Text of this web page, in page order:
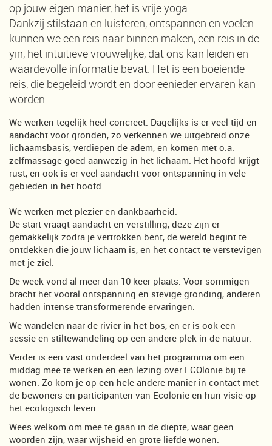
op jouw eigen manier, het is vrije yoga.
Dankzij stilstaan en luisteren, ontspannen en voelen
kunnen we een reis naar binnen maken, een reis in de
yin, het intuïtieve vrouwelijke, dat ons kan leiden en
waardevolle informatie bevat. Het is een boeiende
reis, die begeleid wordt en door eenieder ervaren kan
worden.
We werken tegelijk heel concreet. Dagelijks is er veel tijd en
aandacht voor gronden, zo verkennen we uitgebreid onze
lichaamsbasis, verdiepen de adem, en komen met o.a.
zelfmassage goed aanwezig in het lichaam. Het hoofd krijgt
rust, en ook is er veel aandacht voor ontspanning in vele
gebieden in het hoofd.
We werken met plezier en dankbaarheid.
De start vraagt aandacht en verstilling, deze zijn er
gemakkelijk zodra je vertrokken bent, de wereld begint te
ontdekken die jouw lichaam is, en het contact te verstevigen
met je ziel.
De week vond al meer dan 10 keer plaats. Voor sommigen
bracht het vooral ontspanning en stevige gronding, anderen
hadden intense transformerende ervaringen.
We wandelen naar de rivier in het bos, en er is ook een
sessie en stiltewandeling op een andere plek in de natuur.
Verder is een vast onderdeel van het programma om een
middag mee te werken en een lezing over ECOlonie bij te
wonen. Zo kom je op een hele andere manier in contact met
de bewoners en participanten van Ecolonie en hun visie op
het ecologisch leven.
Wees welkom om mee te gaan in de diepte, waar geen
woorden zijn, waar wijsheid en grote liefde wonen.